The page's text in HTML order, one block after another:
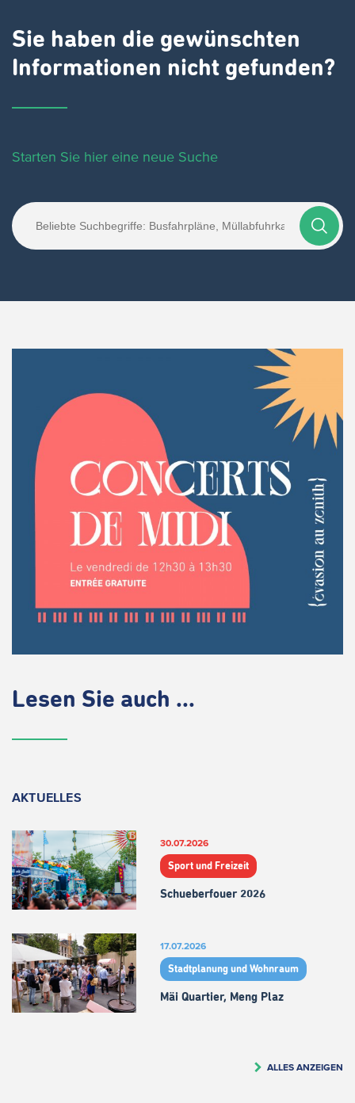
Sie haben die gewünschten
Informationen nicht gefunden?
Starten Sie hier eine neue Suche
Lesen Sie auch ...
AKTUELLES
30.07.2026
Sport und Freizeit
Schueberfouer 2026
17.07.2026
Stadtplanung und Wohnraum
Mäi Quartier, Meng Plaz
ALLES ANZEIGEN